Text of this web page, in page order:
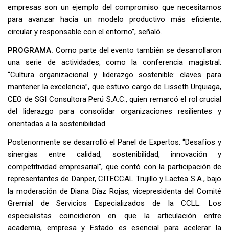
empresas son un ejemplo del compromiso que necesitamos
para avanzar hacia un modelo productivo más eficiente,
circular y responsable con el entorno”, señaló.
PROGRAMA. Como parte del evento también se desarrollaron
una serie de actividades, como la conferencia magistral:
“Cultura organizacional y liderazgo sostenible: claves para
mantener la excelencia”, que estuvo cargo de Lisseth Urquiaga,
CEO de SGI Consultora Perú S.A.C., quien remarcó el rol crucial
del liderazgo para consolidar organizaciones resilientes y
orientadas a la sostenibilidad.
Posteriormente se desarrolló el Panel de Expertos: “Desafíos y
sinergias entre calidad, sostenibilidad, innovación y
competitividad empresarial”, que contó con la participación de
representantes de Danper, CITECCAL Trujillo y Lactea S.A., bajo
la moderación de Diana Díaz Rojas, vicepresidenta del Comité
Gremial de Servicios Especializados de la CCLL. Los
especialistas coincidieron en que la articulación entre
academia, empresa y Estado es esencial para acelerar la